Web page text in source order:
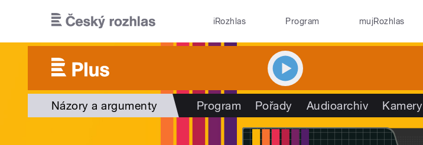
iRozhlas Program mujRozhlas
Názory a argumenty Program Pořady Audioarchiv Kamery